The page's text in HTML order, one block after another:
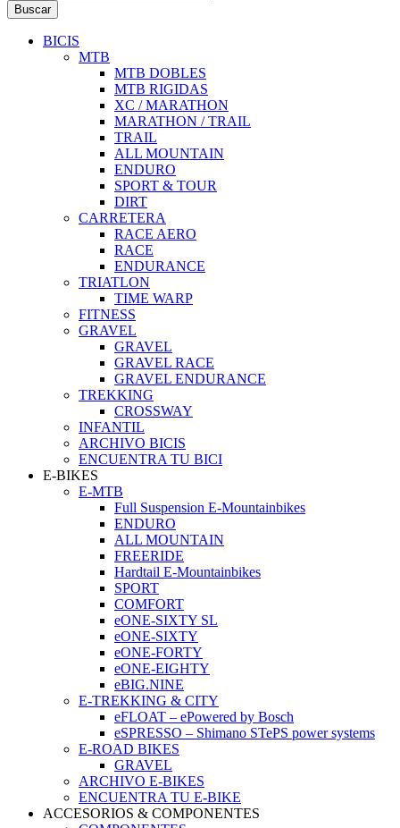
Buscar
BICIS
MTB
MTB DOBLES
MTB RIGIDAS
XC / MARATHON
MARATHON / TRAIL
TRAIL
ALL MOUNTAIN
ENDURO
SPORT & TOUR
DIRT
CARRETERA
RACE AERO
RACE
ENDURANCE
TRIATLON
TIME WARP
FITNESS
GRAVEL
GRAVEL
GRAVEL RACE
GRAVEL ENDURANCE
TREKKING
CROSSWAY
INFANTIL
ARCHIVO BICIS
ENCUENTRA TU BICI
E-BIKES
E-MTB
Full Suspension E-Mountainbikes
ENDURO
ALL MOUNTAIN
FREERIDE
Hardtail E-Mountainbikes
SPORT
COMFORT
eONE-SIXTY SL
eONE-SIXTY
eONE-FORTY
eONE-EIGHTY
eBIG.NINE
E-TREKKING & CITY
eFLOAT – ePowered by Bosch
eSPRESSO – Shimano STePS power systems
E-ROAD BIKES
GRAVEL
ARCHIVO E-BIKES
ENCUENTRA TU E-BIKE
ACCESORIOS & COMPONENTES